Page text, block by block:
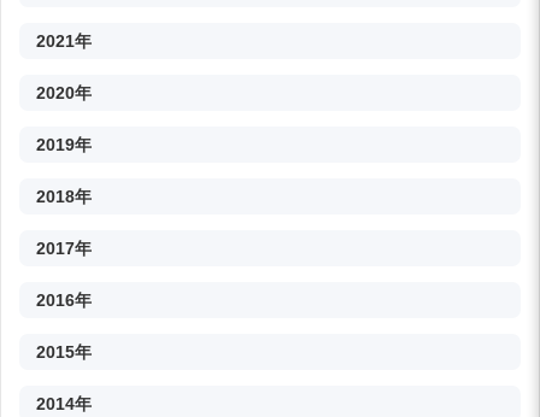
2021年
2020年
2019年
2018年
2017年
2016年
2015年
2014年